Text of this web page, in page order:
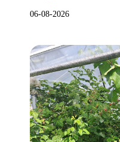
06-08-2026